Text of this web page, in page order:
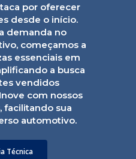
por oferecer
desde o início.
demanda no
começamos a
essenciais em
a busca
vendidos
com nossos
facilitando sua
automotivo.
Técnica